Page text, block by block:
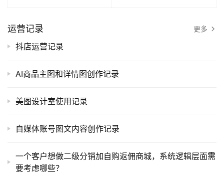
干
运
运营记录 更多
抖店运营记录
AI商品主图和详情图创作记录
美图设计室使用记录
自媒体账号图文内容创作记录
一个客户想做二级分销加自购返佣商城，系统逻辑层面需
要考虑哪些？